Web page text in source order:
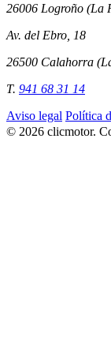
26006 Logroño (La
Av. del Ebro, 18
26500 Calahorra
T. 941 68 31 14
Aviso legal Política
© 2026 clicmotor.